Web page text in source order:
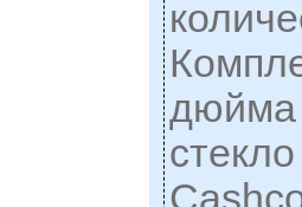
дюйма